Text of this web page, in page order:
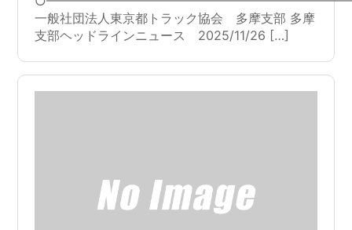
一般社団法人東京都トラック協会 多摩支部 多摩
支部ヘッドラインニュース 2025/11/26 […]